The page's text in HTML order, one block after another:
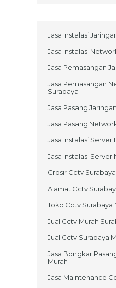
Jasa Instalasi
Jasa Instalasi
Jasa Pemasangan
Jasa Pemasangan
Surabaya
Jasa Pasang
Jasa Pasang
Jasa Instalasi Server
Jasa Instalasi Server
Grosir Cctv
Alamat Cctv
Toko Cctv Surabaya
Jual Cctv Murah
Jual Cctv Surabaya
Jasa Bongkar
Murah
Jasa Maintenance